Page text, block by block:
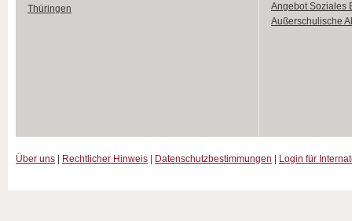
Thüringen
Angebot Soziales
Außerschulische
Über uns Rechtlicher Hinweis Datenschutzbestimmungen Login für